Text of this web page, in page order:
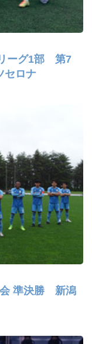
リーグ1部 第7
セロナ
会 準決勝 新潟